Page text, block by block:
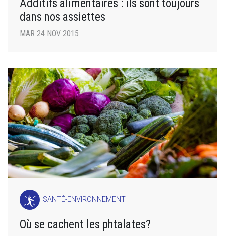
Additifs alimentaires : ils sont toujours
dans nos assiettes
MAR 24 NOV 2015
SANTÉ-ENVIRONNEMENT
Où se cachent les phtalates?